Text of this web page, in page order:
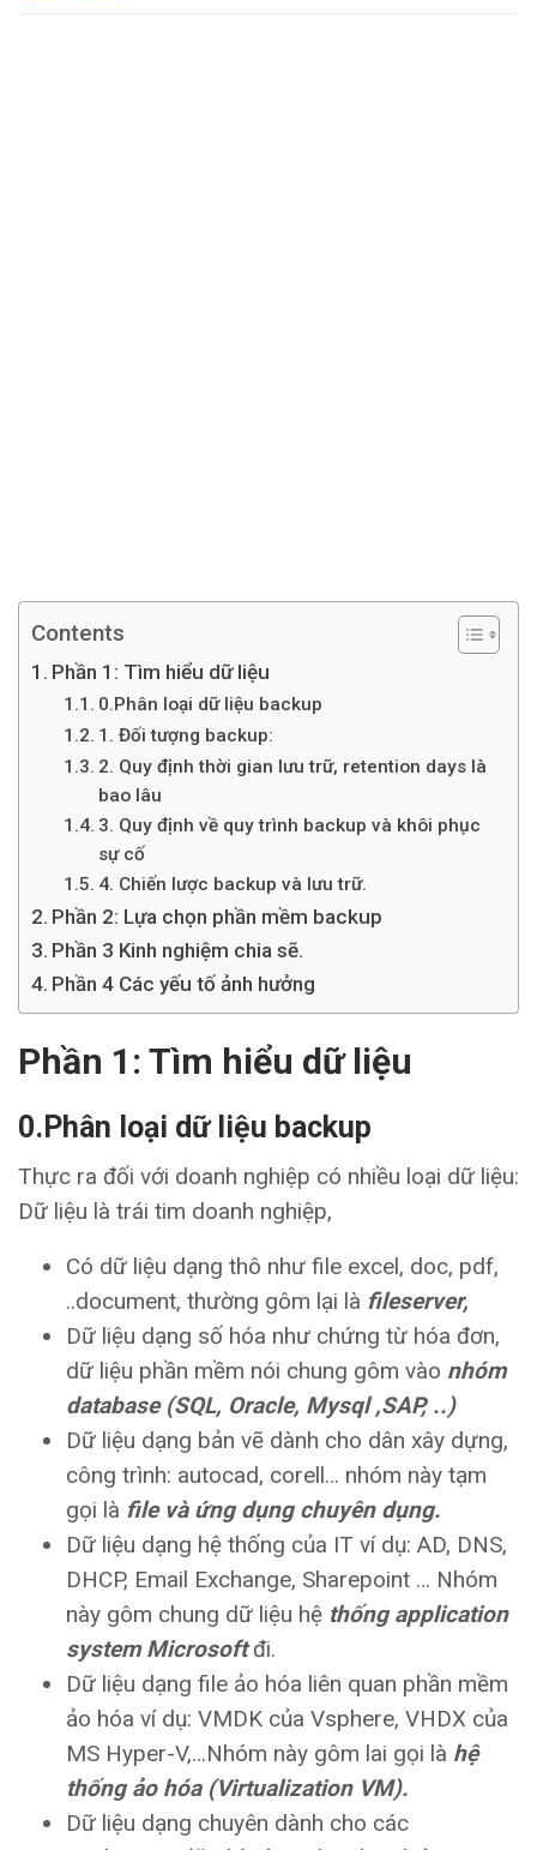
Contents
Phần 1: Tìm hiểu dữ liệu
0.Phân loại dữ liệu backup
1. Đối tượng backup:
2. Quy định thời gian lưu trữ, retention days là
bao lâu
3. Quy định về quy trình backup và khôi phục
sự cố
4. Chiến lược backup và lưu trữ.
Phần 2: Lựa chọn phần mềm backup
Phần 3 Kinh nghiệm chia sẽ.
Phần 4 Các yếu tố ảnh hưởng
Phần 1: Tìm hiểu dữ liệu
0.Phân loại dữ liệu backup
Thực ra đối với doanh nghiệp có nhiều loại dữ liệu:
Dữ liệu là trái tim doanh nghiệp,
Có dữ liệu dạng thô như file excel, doc, pdf,
..document, thường gôm lại là fileserver,
Dữ liệu dạng số hóa như chứng từ hóa đơn,
dữ liệu phần mềm nói chung gôm vào nhóm
database (SQL, Oracle, Mysql ,SAP, ..)
Dữ liệu dạng bản vẽ dành cho dân xây dựng,
công trình: autocad, corell… nhóm này tạm
gọi là file và ứng dụng chuyên dụng.
Dữ liệu dạng hệ thống của IT ví dụ: AD, DNS,
DHCP, Email Exchange, Sharepoint … Nhóm
này gôm chung dữ liệu hệ thống application
system Microsoftđi.
Dữ liệu dạng file ảo hóa liên quan phần mềm
ảo hóa ví dụ: VMDK của Vsphere, VHDX của
MS Hyper-V,…Nhóm này gôm lai gọi là hệ
thống ảo hóa (Virtualization VM).
Dữ liệu dạng chuyên dành cho các